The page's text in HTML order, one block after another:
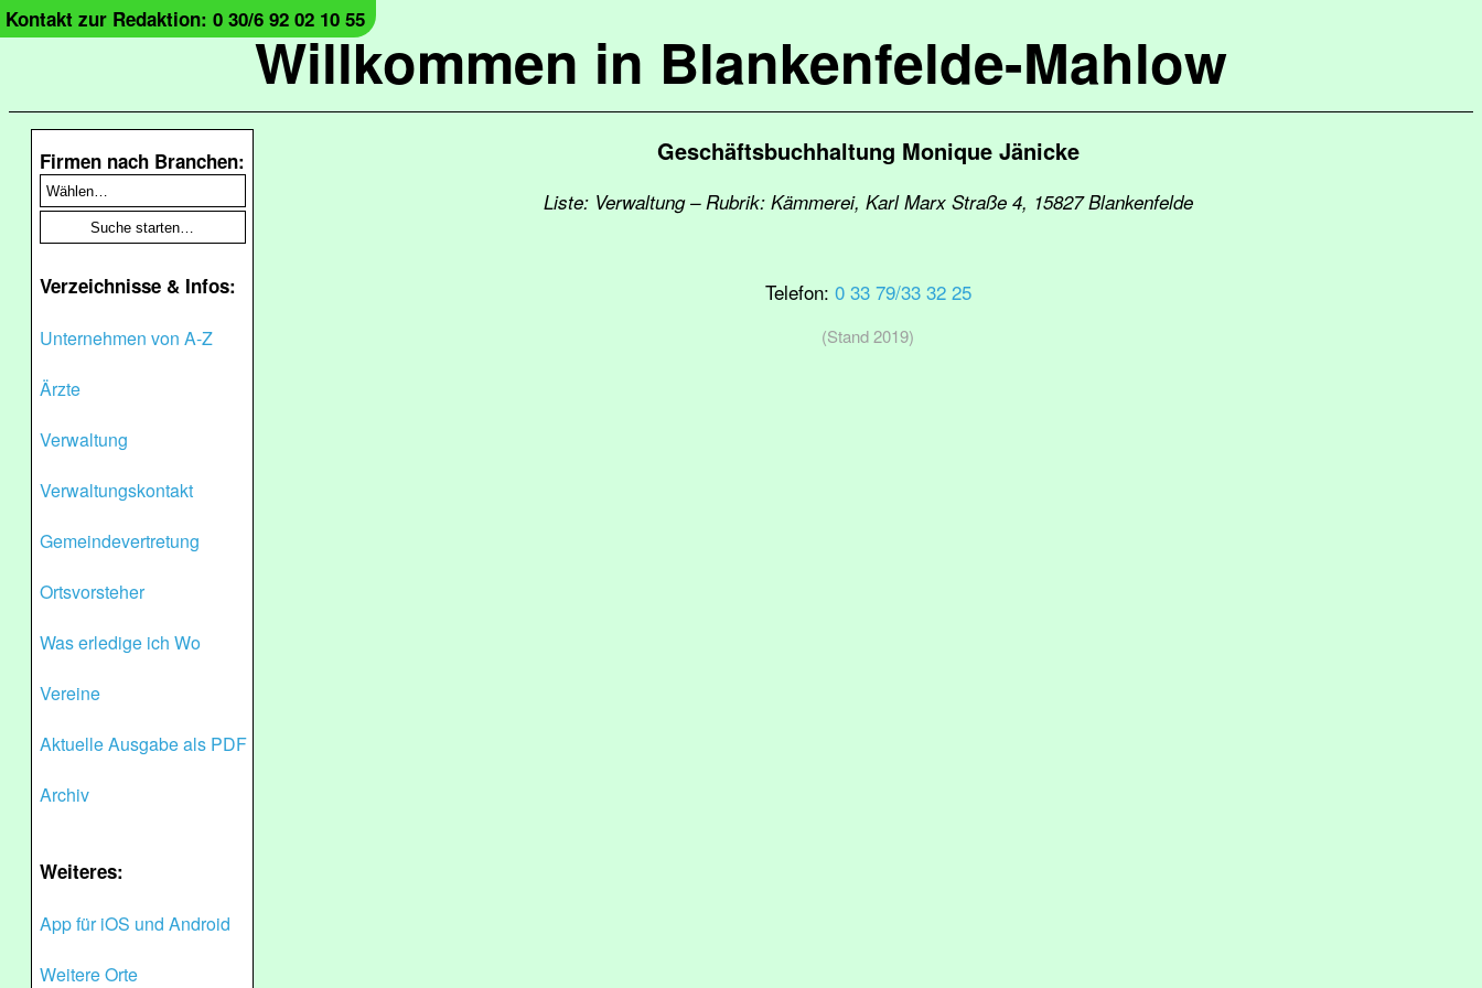
Willkommen in Blankenfelde-Mahlow
Kontakt zur Redaktion: 0 30/6 92 02 10 55
Firmen nach Branchen:
Verzeichnisse & Infos:
Unternehmen von A-Z
Ärzte
Verwaltung
Verwaltungskontakt
Gemeindevertretung
Ortsvorsteher
Was erledige ich Wo
Vereine
Aktuelle Ausgabe als PDF
Archiv
Weiteres:
App für iOS und Android
Weitere Orte
Geschäftsbuchhaltung Monique Jänicke
Liste: Verwaltung – Rubrik: Kämmerei, Karl Marx Straße 4, 15827 Blankenfelde
Telefon: 0 33 79/33 32 25
(Stand 2019)